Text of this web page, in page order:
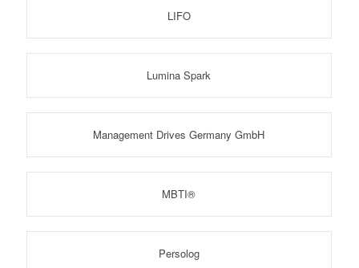
LIFO
Lumina Spark
Management Drives Germany GmbH
MBTI®
Persolog